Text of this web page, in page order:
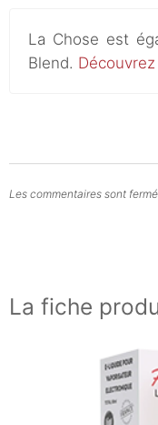
La Chose est
Blend.
Les commentaires sont
La fiche